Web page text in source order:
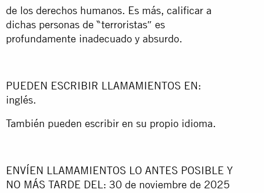
de los derechos humanos. Es más, calificar a
dichas personas de ‶terroristas″ es
profundamente inadecuado y absurdo.
PUEDEN ESCRIBIR LLAMAMIENTOS EN:
inglés.
También pueden escribir en su propio idioma.
ENVÍEN LLAMAMIENTOS LO ANTES POSIBLE Y
NO MÁS TARDE DEL: 30 de noviembre de 2025